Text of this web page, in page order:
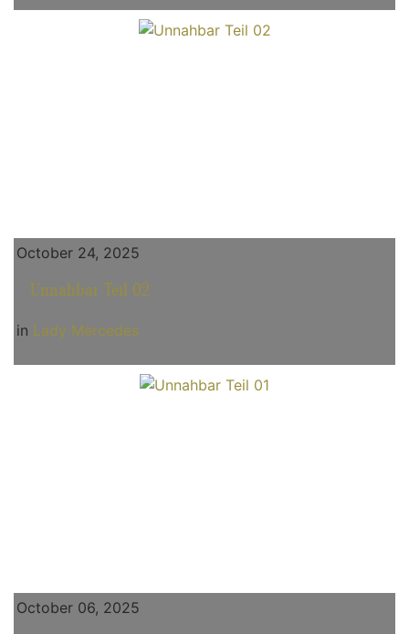
October 24, 2025
Unnahbar Teil 02
in Lady Mercedes
October 06, 2025